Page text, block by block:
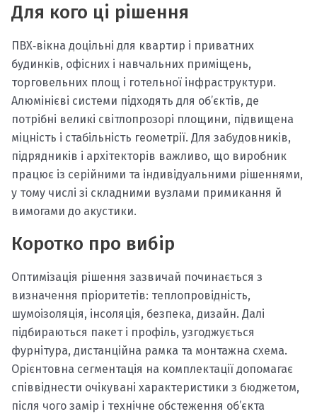
Для кого ці рішення
ПВХ‑вікна доцільні для квартир і приватних
будинків, офісних і навчальних приміщень,
торговельних площ і готельної інфраструктури.
Алюмінієві системи підходять для об’єктів, де
потрібні великі світлопрозорі площини, підвищена
міцність і стабільність геометрії. Для забудовників,
підрядників і архітекторів важливо, що виробник
працює із серійними та індивідуальними рішеннями,
у тому числі зі складними вузлами примикання й
вимогами до акустики.
Коротко про вибір
Оптимізація рішення зазвичай починається з
визначення пріоритетів: теплопровідність,
шумоізоляція, інсоляція, безпека, дизайн. Далі
підбираються пакет і профіль, узгоджується
фурнітура, дистанційна рамка та монтажна схема.
Орієнтовна сегментація на комплектації допомагає
співвіднести очікувані характеристики з бюджетом,
після чого замір і технічне обстеження об’єкта